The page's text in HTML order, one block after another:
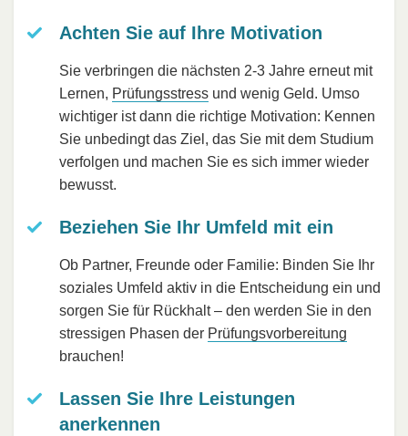
Achten Sie auf Ihre Motivation
Sie verbringen die nächsten 2-3 Jahre erneut mit
Lernen, Prüfungsstress und wenig Geld. Umso
wichtiger ist dann die richtige Motivation: Kennen
Sie unbedingt das Ziel, das Sie mit dem Studium
verfolgen und machen Sie es sich immer wieder
bewusst.
Beziehen Sie Ihr Umfeld mit ein
Ob Partner, Freunde oder Familie: Binden Sie Ihr
soziales Umfeld aktiv in die Entscheidung ein und
sorgen Sie für Rückhalt – den werden Sie in den
stressigen Phasen der Prüfungsvorbereitung
brauchen!
Lassen Sie Ihre Leistungen
anerkennen